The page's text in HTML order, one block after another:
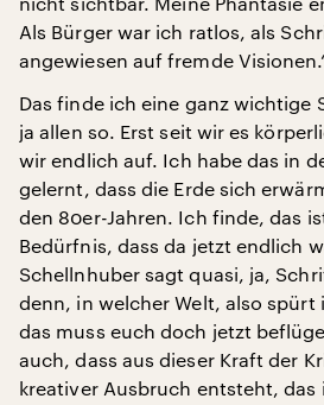
Als Bürger war ich ratlos, als
angewiesen auf fremde
Das finde ich eine ganz wichtige
ja allen so. Erst seit wir es
wir endlich auf. Ich habe das in
gelernt, dass die Erde sich
den 80er-Jahren. Ich finde, das
Bedürfnis, dass da jetzt endlich
Schellnhuber sagt quasi, ja,
denn, in welcher Welt, also spürt
das muss euch doch jetzt
auch, dass aus dieser Kraft der
kreativer Ausbruch entsteht,